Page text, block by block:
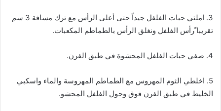
3. املئي حبات الفلفل جيداً حتى أعلى الرأس مع ترك مسافة 3 سم
تقريبا ًرأس الفلفل ونغلق الرأس بالطماطم المكعبات.
4. صفي حبات الفلفل المحشوة في طبق الفرن.
5. اخلطي الثوم المهروس مع الطماطم المهروسة والماء واسكبي
الخليط في طبق الفرن فوق وحول الفلفل المحشو.